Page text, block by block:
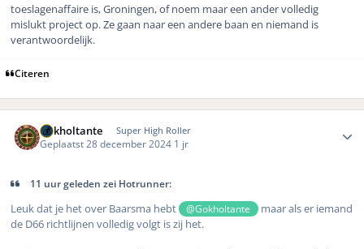
toeslagenaffaire is, Groningen, of noem maar een ander volledig
mislukt project op. Ze gaan naar een andere baan en niemand is
verantwoordelijk.
Citeren
Gokholtante Super High Roller
Geplaatst 28 december 2024 1 jr
11 uur geleden zei Hotrunner:
Leuk dat je het over Baarsma hebt @Gokholtante
maar als er iemand
de D66 richtlijnen volledig volgt is zij het.